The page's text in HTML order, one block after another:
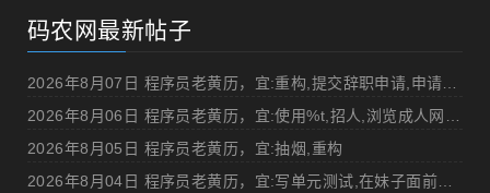
码农网最新帖子
2026年8月05日 程序员老黄历，宜:抽烟,重构